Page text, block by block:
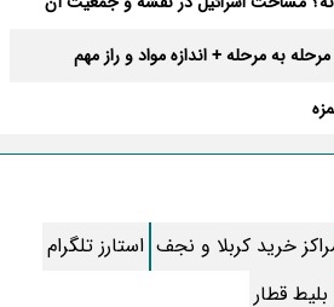
به مرحله + اندازه مواد و راز مهم
فایده داشته باشد ؟
24 اسفند
فوری و به قیمت بالا
خرید کربلا و نجف استارز تلگرام
قطار